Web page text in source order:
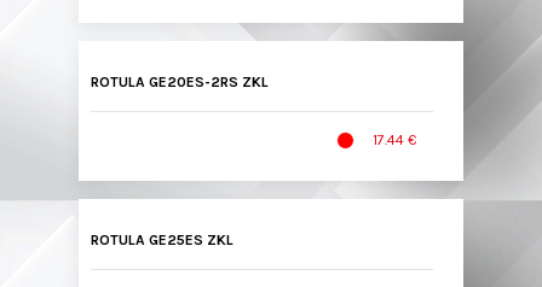
ROTULA GE20ES-2RS ZKL
17.44 €
ROTULA GE25ES ZKL